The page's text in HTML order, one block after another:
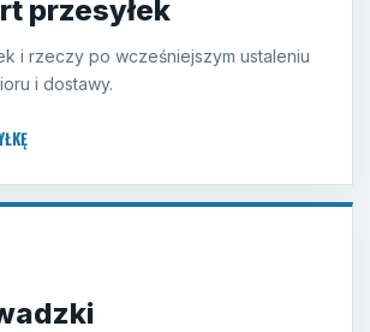
przesyłek
i rzeczy po wcześniejszym ustaleniu
i dostawy.